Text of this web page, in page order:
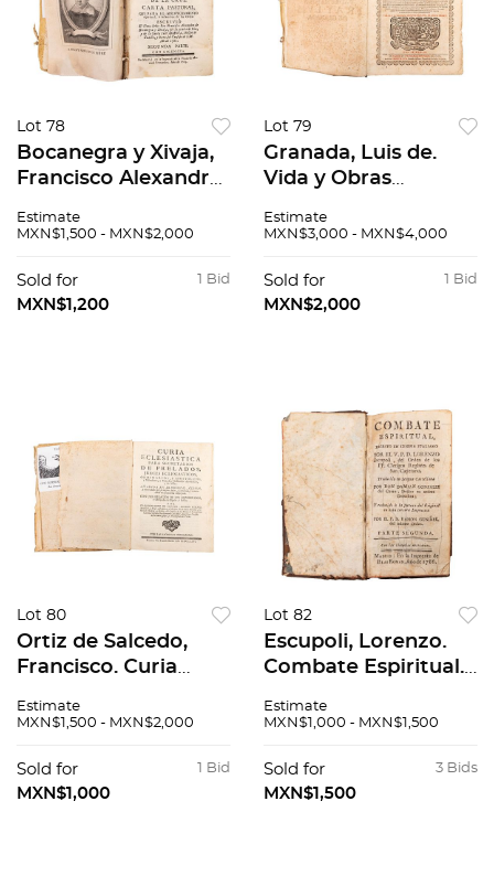
Lot 78
Bocanegra y Xivaja,
Francisco Alexandro
mundo y expulsion
santo leño de la
Cruz. Madrid: 1763.
Estimate
MXN$1,500 - MXN$2,000
1 Bid
Sold for
MXN$1,200
Lot 79
Granada, Luis de.
Vida y Obras
Por Ivan García
pergamino.
Estimate
MXN$3,000 - MXN$4,000
1 Bid
Sold for
MXN$2,000
Lot 80
Ortiz de Salcedo,
Francisco. Curia
Joachin Ibarra, 1766.
Estimate
MXN$1,500 - MXN$2,000
1 Bid
Sold for
MXN$1,000
Lot 82
Escupoli, Lorenzo.
Combate Espiritual.
Imprenta de Blas
Estimate
MXN$1,000 - MXN$1,500
3 Bids
Sold for
MXN$1,500